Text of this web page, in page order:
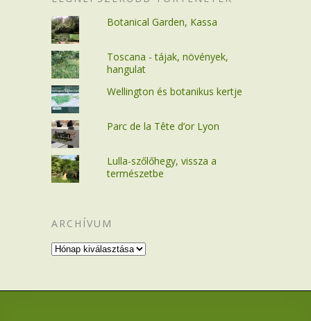
Botanical Garden, Kassa
Toscana - tájak, növények,
hangulat
Wellington és botanikus kertje
Parc de la Tête d’or Lyon
Lulla-szőlőhegy, vissza a
természetbe
ARCHÍVUM
Archívum